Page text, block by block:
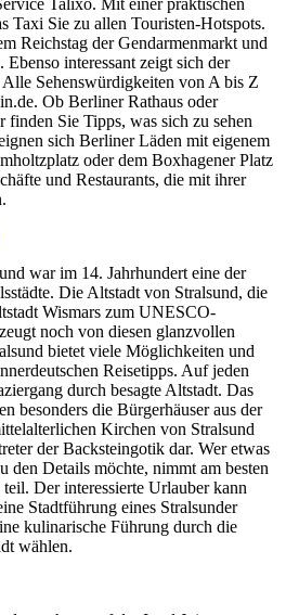
Talixo. Mit einer praktischen
Taxi Sie zu allen Touristen-Hotspots.
Reichstag der Gendarmenmarkt und
interessant zeigt sich der
Sehenswürdigkeiten von A bis Z
Ob Berliner Rathaus oder
finden Sie Tipps, was sich zu sehen
sich Berliner Läden mit eigenem
oder dem Boxhagener Platz
und Restaurants, die mit ihrer
war im 14. Jahrhundert eine der
Die Altstadt von Stralsund, die
Wismars zum UNESCO-
noch von diesen glanzvollen
bietet viele Möglichkeiten und
Reisetipps. Auf jeden
durch besagte Altstadt. Das
besonders die Bürgerhäuser aus der
Kirchen von Stralsund
der Backsteingotik dar. Wer etwas
den Details möchte, nimmt am besten
Der interessierte Urlauber kann
Stadtführung eines Stralsunder
kulinarische Führung durch die
wählen.